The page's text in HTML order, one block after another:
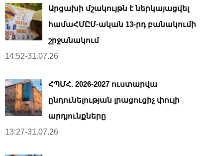
Արցախի մշակույթն է ներկայացվել
համաՀՄԸՄ-ական 13-րդ բանակումի
շրջանակում
14:52-31.07.26
ՀՊՄՀ. 2026-2027 ուստարվա
ընդունելության լրացուցիչ փուլի
արդյունքները
13:27-31.07.26